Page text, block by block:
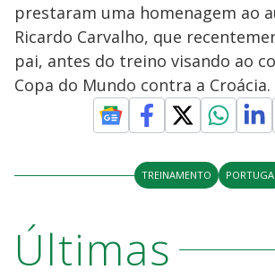
prestaram uma homenagem ao
Ricardo Carvalho, que
pai, antes do treino visando ao
Copa do Mundo contra a Croácia.
TREINAMENTO
Últimas